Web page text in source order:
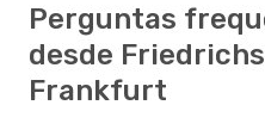
Perguntas
desde
Frankfurt